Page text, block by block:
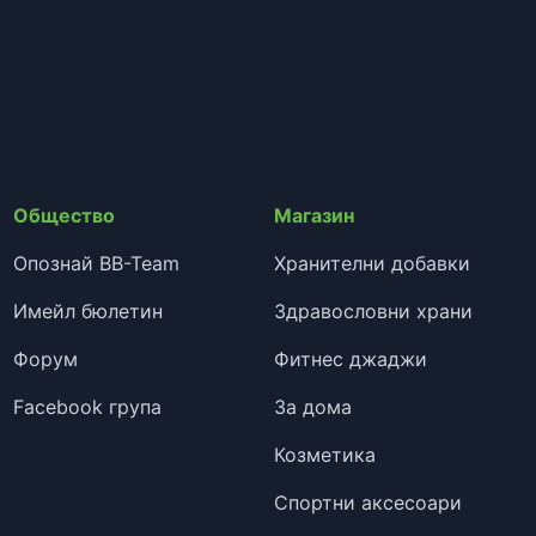
Общество
Опознай BB-Team
Имейл бюлетин
Форум
Facebook група
Магазин
Хранителни добавки
Здравословни храни
Фитнес джаджи
За дома
Козметика
Спортни аксесоари